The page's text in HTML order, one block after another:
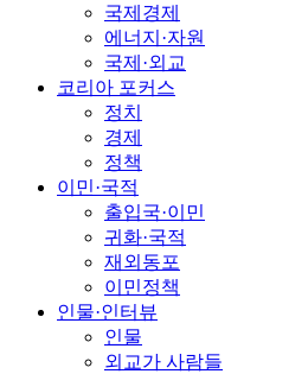
국제경제
에너지·자원
국제·외교
코리아 포커스
정치
경제
정책
이민·국적
출입국·이민
귀화·국적
재외동포
이민정책
인물·인터뷰
인물
외교가 사람들